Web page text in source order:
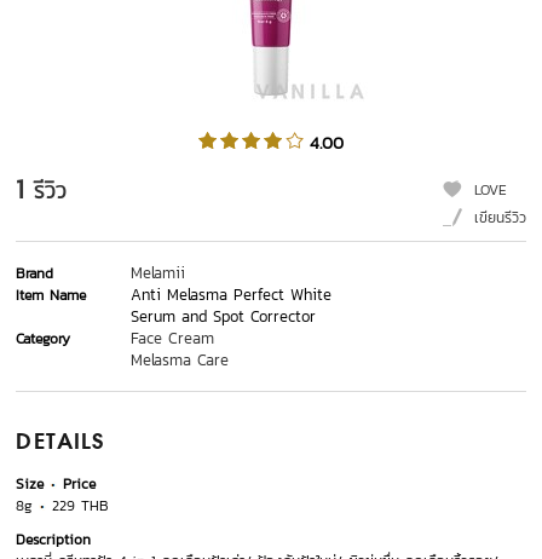
4.00
1 รีวิว
LOVE
เขียนรีวิว
Brand Melamii
Item Name
Anti Melasma Perfect White
Serum and Spot Corrector
Category
Face Cream
Melasma Care
DETAILS
Size
Price
8g
229 THB
Description